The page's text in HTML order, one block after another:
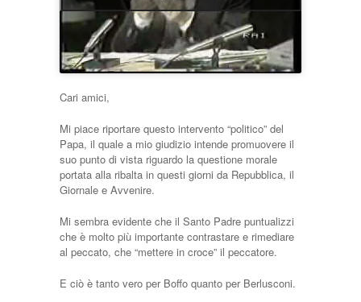
Cari amici,
Mi piace riportare questo intervento “politico” del
Papa, il quale a mio giudizio intende promuovere il
suo punto di vista riguardo la questione morale
portata alla ribalta in questi giorni da Repubblica, il
Giornale e Avvenire.
Mi sembra evidente che il Santo Padre puntualizzi
che è molto più importante contrastare e rimediare
al peccato, che “mettere in croce” il peccatore.
E ciò è tanto vero per Boffo quanto per Berlusconi.